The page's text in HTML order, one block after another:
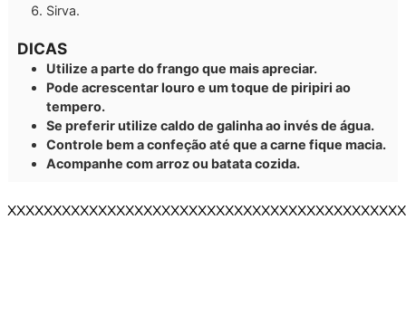
Sirva.
DICAS
Utilize a parte do frango que mais apreciar.
Pode acrescentar louro e um toque de piripiri ao
tempero.
Se preferir utilize caldo de galinha ao invés de água.
Controle bem a confeção até que a carne fique macia.
Acompanhe com arroz ou batata cozida.